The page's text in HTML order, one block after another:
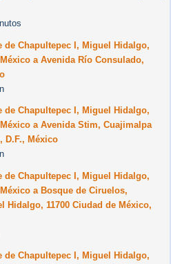
Chapultepec I, Miguel Hidalgo,
a Avenida Río Consulado,
de Chapultepec I, Miguel Hidalgo,
a Avenida Stim, Cuajimalpa
D.F., México
Chapultepec I, Miguel Hidalgo,
a Bosque de Ciruelos,
Hidalgo, 11700 Ciudad de México,
de Chapultepec I, Miguel Hidalgo,